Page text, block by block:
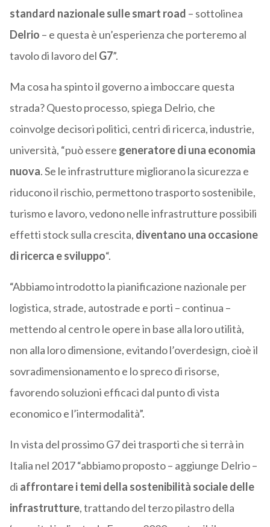
standard nazionale sulle smart road – sottolinea
Delrio – e questa è un’esperienza che porteremo al
tavolo di lavoro del G7”.
Ma cosa ha spinto il governo a imboccare questa
strada? Questo processo, spiega Delrio, che
coinvolge decisori politici, centri di ricerca, industrie,
università, “può essere generatore di una economia
nuova. Se le infrastrutture migliorano la sicurezza e
riducono il rischio, permettono trasporto sostenibile,
turismo e lavoro, vedono nelle infrastrutture possibili
effetti stock sulla crescita, diventano una occasione
di ricerca e sviluppo“.
“Abbiamo introdotto la pianificazione nazionale per
logistica, strade, autostrade e porti – continua –
mettendo al centro le opere in base alla loro utilità,
non alla loro dimensione, evitando l’overdesign, cioè il
sovradimensionamento e lo spreco di risorse,
favorendo soluzioni efficaci dal punto di vista
economico e l’intermodalità”.
In vista del prossimo G7 dei trasporti che si terrà in
Italia nel 2017 “abbiamo proposto – aggiunge Delrio –
di affrontare i temi della sostenibilità sociale delle
infrastrutture, trattando del terzo pilastro della